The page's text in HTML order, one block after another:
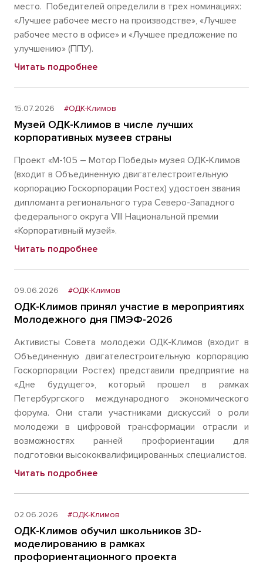
место. Победителей определили в трех номинациях:
«Лучшее рабочее место на производстве», «Лучшее
рабочее место в офисе» и «Лучшее предложение по
улучшению» (ППУ).
Читать подробнее
15.07.2026 #ОДК-Климов
Музей ОДК-Климов в числе лучших
корпоративных музеев страны
Проект «М-105 – Мотор Победы» музея ОДК-Климов
(входит в Объединенную двигателестроительную
корпорацию Госкорпорации Ростех) удостоен звания
дипломанта регионального тура Северо-Западного
федерального округа VIII Национальной премии
«Корпоративный музей».
Читать подробнее
09.06.2026 #ОДК-Климов
ОДК-Климов принял участие в мероприятиях
Молодежного дня ПМЭФ-2026
Активисты Совета молодежи ОДК-Климов (входит в
Объединенную двигателестроительную корпорацию
Госкорпорации Ростех) представили предприятие на
«Дне будущего», который прошел в рамках
Петербургского международного экономического
форума. Они стали участниками дискуссий о роли
молодежи в цифровой трансформации отрасли и
возможностях ранней профориентации для
подготовки высококвалифицированных специалистов.
Читать подробнее
02.06.2026 #ОДК-Климов
ОДК-Климов обучил школьников 3D-
моделированию в рамках
профориентационного проекта